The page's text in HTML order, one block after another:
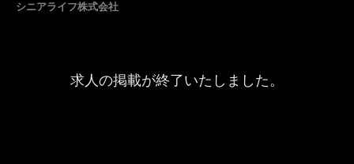
シニアライフ株式会社
求人の掲載が終了いたしました。